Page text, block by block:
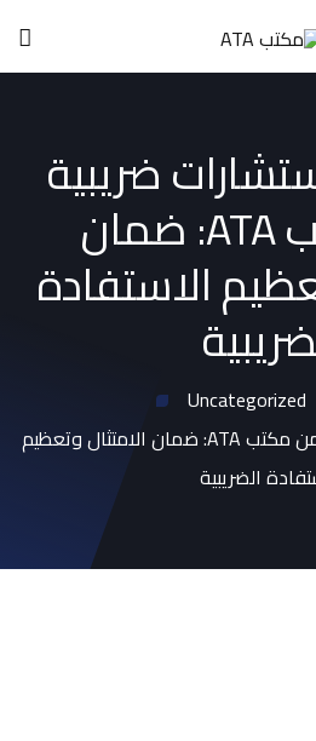
ضريبية
من مكتب ATA: ضمان
الاستفادة
Uncategorized
خدمات واستشارات ضريبية من مكتب ATA: ضمان الامتثال وتعظيم
الضريبية